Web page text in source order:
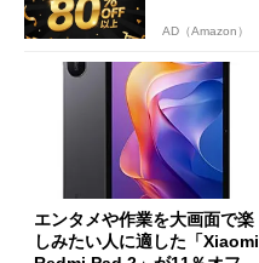
AD（Amazon）
エンタメや作業を大画面で楽
しみたい人に適した「Xiaomi